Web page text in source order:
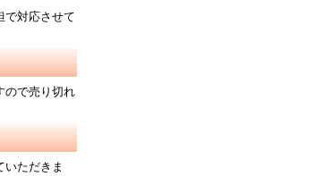
で対応させて
ので売り切れ
いただきま